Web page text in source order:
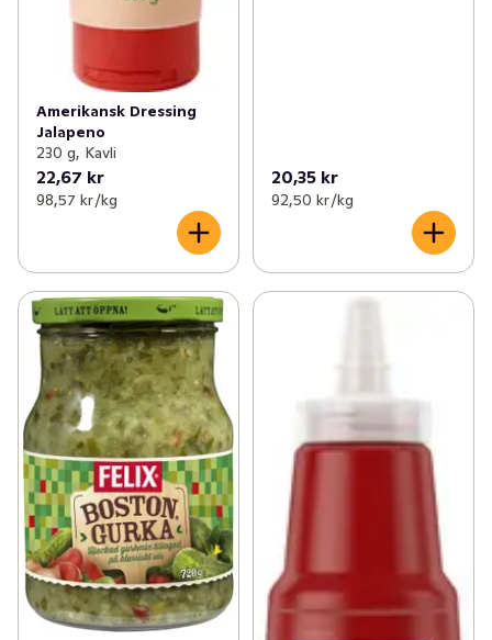
Amerikansk Dressing
Jalapeno
230 g, Kavli
22,67 kr
98,57 kr /kg
20,35 kr
92,50 kr /kg